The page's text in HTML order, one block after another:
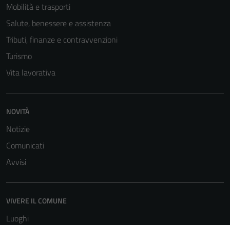
Mobilità e trasporti
Salute, benessere e assistenza
Tributi, finanze e contravvenzioni
Turismo
Vita lavorativa
NOVITÀ
Notizie
Comunicati
Avvisi
VIVERE IL COMUNE
Luoghi